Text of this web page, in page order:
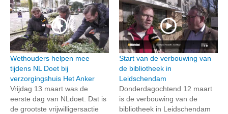
Wethouders helpen mee
tijdens NL Doet bij
verzorgingshuis Het Anker
Vrijdag 13 maart was de
eerste dag van NLdoet. Dat is
de grootste vrijwilligersactie
Start van de verbouwing van
de bibliotheek in
Leidschendam
Donderdagochtend 12 maart
is de verbouwing van de
bibliotheek in Leidschendam